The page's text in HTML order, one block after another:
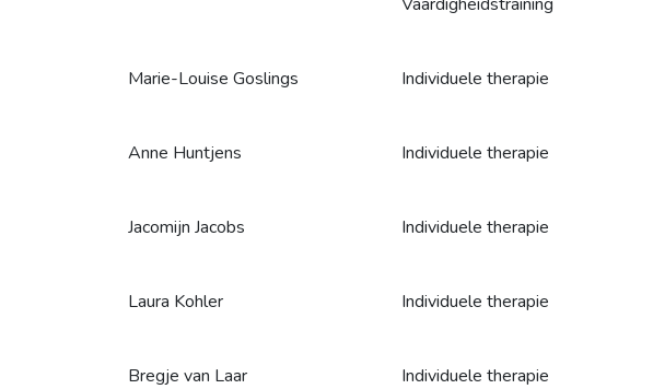
Marie-Louise Goslings Individuele therapie
Anne Huntjens Individuele therapie
Jacomijn Jacobs Individuele therapie
Laura Kohler Individuele therapie
Bregje van Laar Individuele therapie